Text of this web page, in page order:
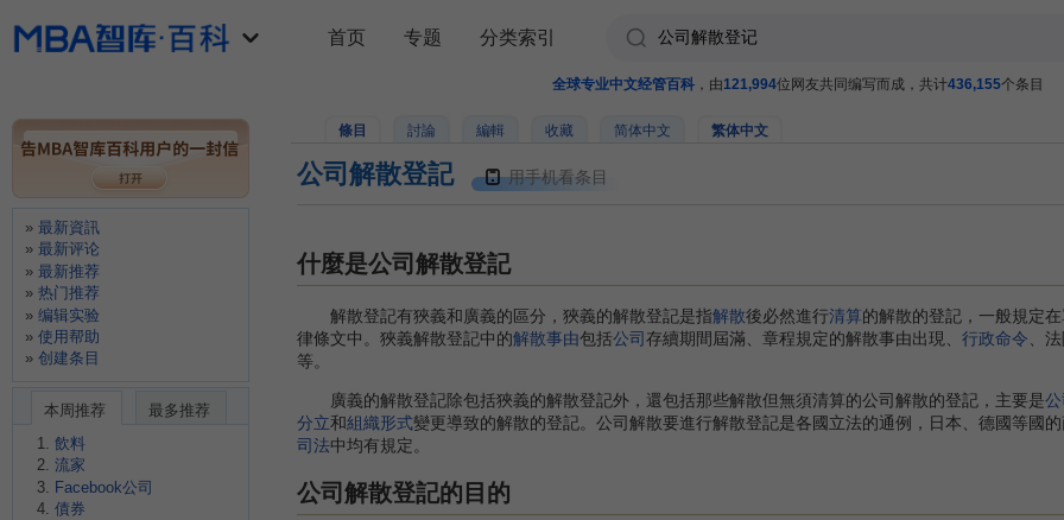
全球专业中文经管百科 ，由121,994位网友共同编写而成，共计436,155个条目
條目 討論 編輯 收藏 简体中文 繁体中文
公司解散登記 用手机看条目
什麼是公司解散登記
解散登記有狹義和廣義的區分，狹義的解散登記是指解散後必然進行清算的解散的登記，一般規定
律條文中。狹義解散登記中的解散事由包括公司存續期間屆滿、章程規定的解散事由出現、 行政命令、
等。
廣義的解散登記除包括狹義的解散登記外，還包括那些解散但無須清算的公司解散的登記，主要是
分立和組織形式變更導致的解散的登記。公司解散要進行解散登記是各國立法的通例，日本、德國等國的
司法中均有規定。
公司解散登記的目的
首页 专题 分类索引
最新資訊
最新评论
最新推荐
热门推荐
编辑实验
使用帮助
创建条目
本周推荐
最多推荐
飲料
流家
Facebook公司
債券